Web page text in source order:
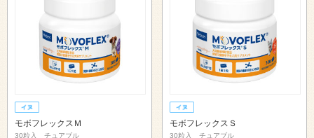
モボフレックスＭ
30粒入 チュアブル
モボフレックスＳ
30粒入 チュアブル